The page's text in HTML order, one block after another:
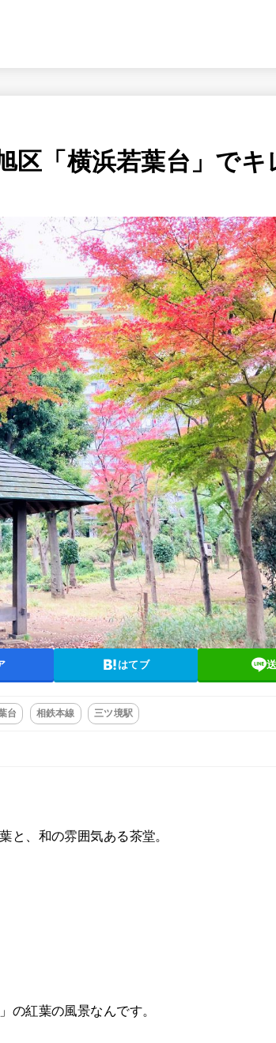
区「横浜若葉台」でキ
はてブ
台 相鉄本線 三ツ境駅
と、和の雰囲気ある茶堂。
の紅葉の風景なんです。